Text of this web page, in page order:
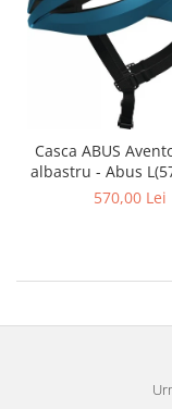
Casca ABUS
albastru - Abus
570,00 Lei